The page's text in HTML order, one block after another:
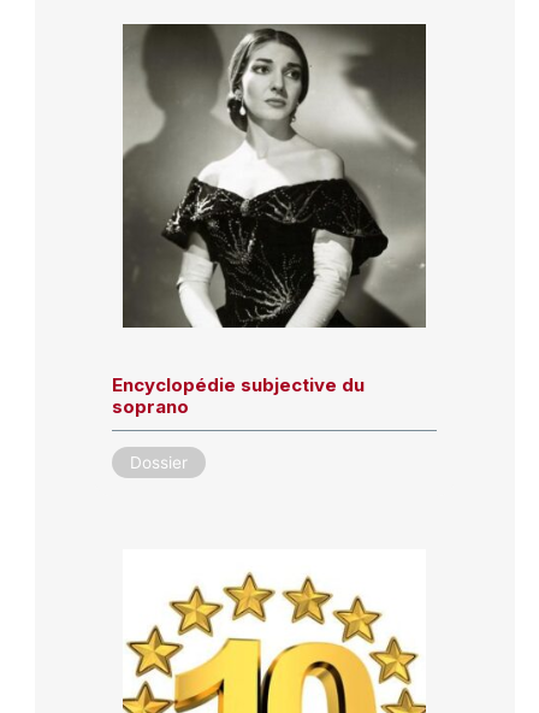
Encyclopédie subjective du
soprano
Dossier